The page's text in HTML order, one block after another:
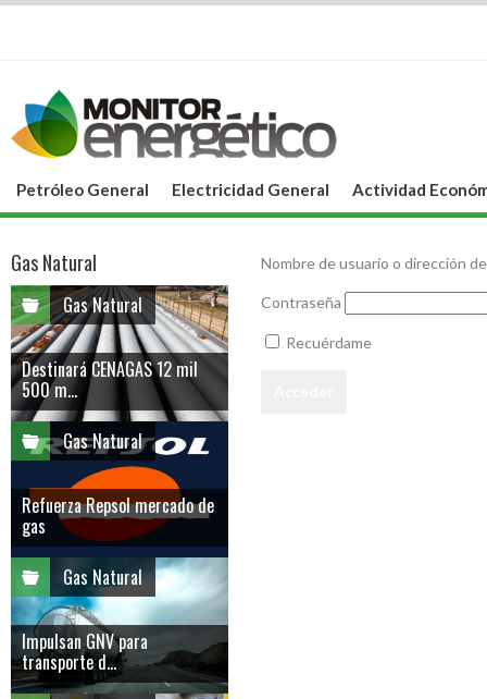
Petróleo General Electricidad General Actividad
Nombre de usuario o dirección
Contraseña
Recuérdame
Gas Natural
Gas Natural
Destinará CENAGAS 12 mil
500 m...
Gas Natural
Refuerza Repsol mercado de
gas
Gas Natural
Impulsan GNV para
transporte d...